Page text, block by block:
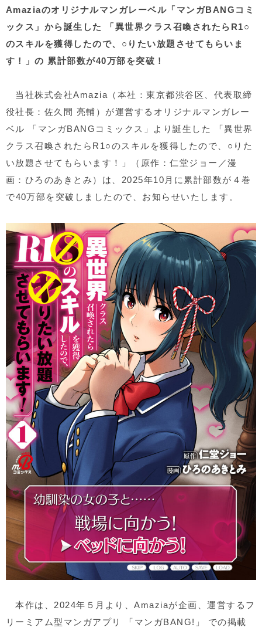
Amaziaのオリジナルマンガレーベル「マンガBANGコミ
ックス」から誕生した 「異世界クラス召喚されたらR1○
のスキルを獲得したので、○りたい放題させてもらいま
す！」の 累計部数が40万部を突破！
当社株式会社Amazia （本社：東京都渋谷区、代表取締
役社長：佐久間 亮輔）が運営するオリジナルマンガレー
ベル 「マンガBANG コミックス」より誕生した 「異世界
クラス召喚されたら R1○のスキルを獲得したので、 ○ りた
い放題させてもらいます！」（原作：仁堂ジョー／漫
画：ひろのあきとみ）は、 2025年10 月に累計部数が４巻
で40万部を突破しましたので、お知らせいたします。
本作は、 2024年５月より、Amaziaが企画、運営するフ
リーミアム型マンガアプリ 「マンガBANG! 」 での掲載